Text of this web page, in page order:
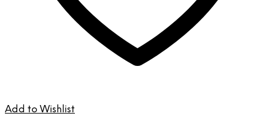
Add to Wishlist